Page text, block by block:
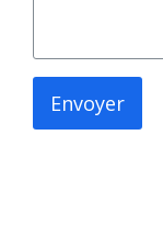
Envoyer